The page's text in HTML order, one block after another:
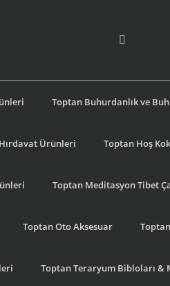
Toptan Buhurdanlık ve
Ürünleri Toptan Hoş
Toptan Meditasyon Tibet
Toptan Oto Aksesuar
Toptan Teraryum Bibloları &